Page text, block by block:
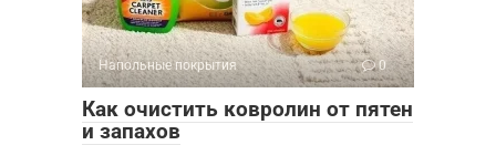
Напольные покрытия 0
Как очистить ковролин от пятен
и запахов